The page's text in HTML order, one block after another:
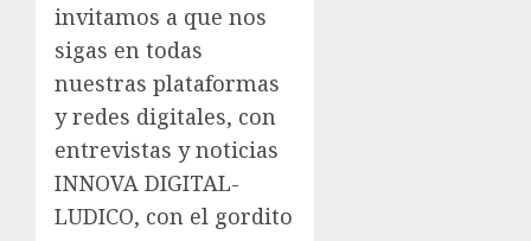
invitamos a que nos
sigas en todas
nuestras plataformas
y redes digitales, con
entrevistas y noticias
INNOVA DIGITAL-
LUDICO, con el gordito